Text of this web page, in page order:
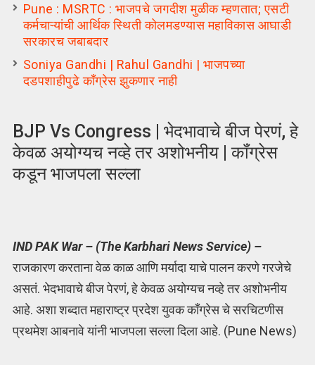
Pune : MSRTC : भाजपचे जगदीश मुळीक म्हणतात; एसटी
कर्मचाऱ्यांची आर्थिक स्थिती कोलमडण्यास महाविकास आघाडी
सरकारच जबाबदार
Soniya Gandhi | Rahul Gandhi | भाजपच्या
दडपशाहीपुढे काँग्रेस झुकणार नाही
BJP Vs Congress | भेदभावाचे बीज पेरणं, हे
केवळ अयोग्यच नव्हे तर अशोभनीय | कॉंग्रेस
कडून भाजपला सल्ला
IND PAK War – (The Karbhari News Service) –
राजकारण करताना वेळ काळ आणि मर्यादा याचे पालन करणे गरजेचे
असतं. भेदभावाचे बीज पेरणं, हे केवळ अयोग्यच नव्हे तर अशोभनीय
आहे. अशा शब्दात महाराष्ट्र प्रदेश युवक काँग्रेस चे सरचिटणीस
प्रथमेश आबनावे यांनी भाजपला सल्ला दिला आहे. (Pune News)